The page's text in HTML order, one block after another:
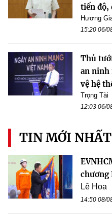
tiến độ,
Hương
15:20 06/
Thủ
an ninh
vệ hệ
Trọng Tài
12:03 06/
TIN MỚI NHẤT
chương
Lê Hoa
14:50 08/